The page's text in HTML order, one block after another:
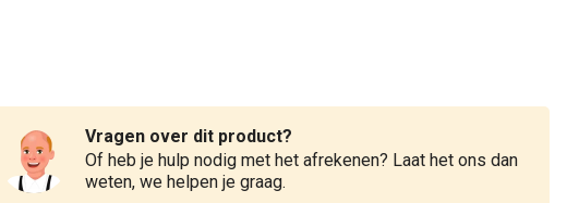
Vragen over dit product?
Of heb je hulp nodig met het afrekenen? Laat het ons dan
weten, we helpen je graag.